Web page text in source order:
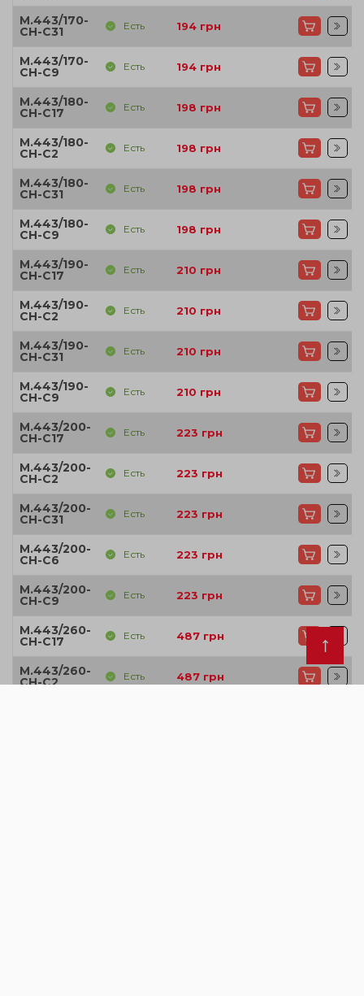
M.443/170-
CH-C31 Есть 194 грн
M.443/170-
CH-C9 Есть 194 грн
M.443/180-
CH-C17 Есть 198 грн
M.443/180-
CH-C2 Есть 198 грн
M.443/180-
CH-C31 Есть 198 грн
M.443/180-
CH-C9 Есть 198 грн
M.443/190-
CH-C17 Есть 210 грн
M.443/190-
CH-C2 Есть 210 грн
M.443/190-
CH-C31 Есть 210 грн
M.443/190-
CH-C9 Есть 210 грн
M.443/200-
CH-C17 Есть 223 грн
M.443/200-
CH-C2 Есть 223 грн
M.443/200-
CH-C31 Есть 223 грн
M.443/200-
CH-C6 Есть 223 грн
M.443/200-
CH-C9 Есть 223 грн
M.443/260-
CH-C17 Есть 487 грн
M.443/260-
CH-C2 Есть 487 грн